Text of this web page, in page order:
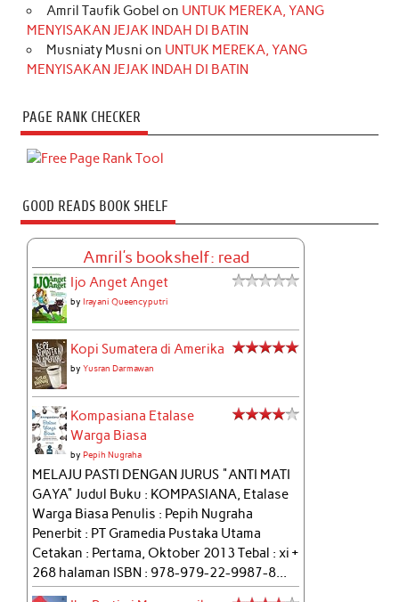
Amril Taufik Gobel on UNTUK MEREKA, YANG
MENYISAKAN JEJAK INDAH DI BATIN
Musniaty Musni on UNTUK MEREKA, YANG
MENYISAKAN JEJAK INDAH DI BATIN
PAGE RANK CHECKER
GOOD READS BOOK SHELF
Amril's bookshelf: read
Ijo Anget Anget
byIrayani Queencyputri
Kopi Sumatera di Amerika
byYusran Darmawan
Kompasiana Etalase
Warga Biasa
byPepih Nugraha
MELAJU PASTI DENGAN JURUS "ANTI MATI
GAYA" Judul Buku : KOMPASIANA, Etalase
Warga Biasa Penulis : Pepih Nugraha
Penerbit : PT Gramedia Pustaka Utama
Cetakan : Pertama, Oktober 2013 Tebal : xi +
268 halaman ISBN : 978-979-22-9987-8...